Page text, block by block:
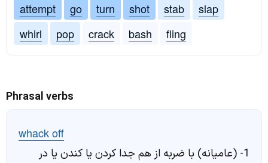
attempt
go turn shot stab
slap
whirl
pop crack bash fling
Phrasal verbs
whack off
1- (عامیانه) با ضربه از هم جدا کردن یا کندن یا در